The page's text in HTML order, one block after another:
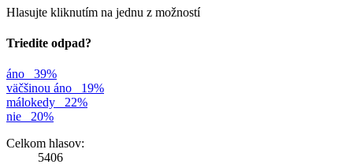
Hlasujte kliknutím na jednu z možností
Triedite odpad?
áno
39%
väčšinou áno
19%
málokedy
22%
nie
20%
Celkom hlasov:
5406